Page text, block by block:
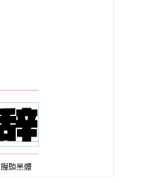
饅頭黑體